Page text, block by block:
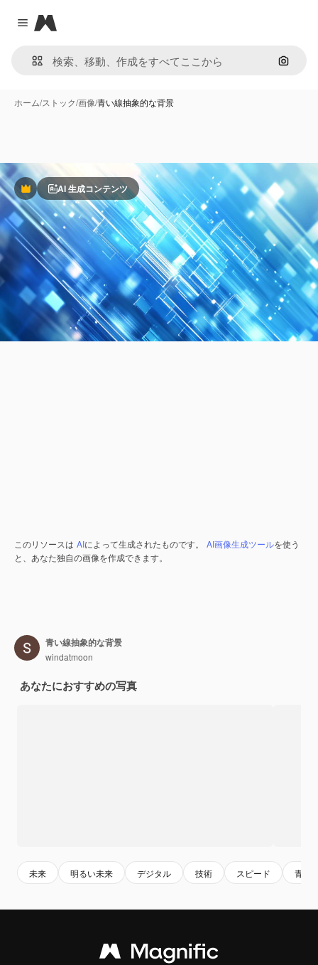
Close menu
Magnific
画像で
ホーム/ストック/画像/青い線抽象的な背景
PremiumAI 生成コンテンツ
このリソースは AIによって生成されたものです。 AI画像生成ツールを使う
と、あなた独自の画像を作成できます。
青い線抽象的な背景
windatmoon
あなたにおすすめの写真
未来 明るい未来 デジタル 技術 スピード 青い